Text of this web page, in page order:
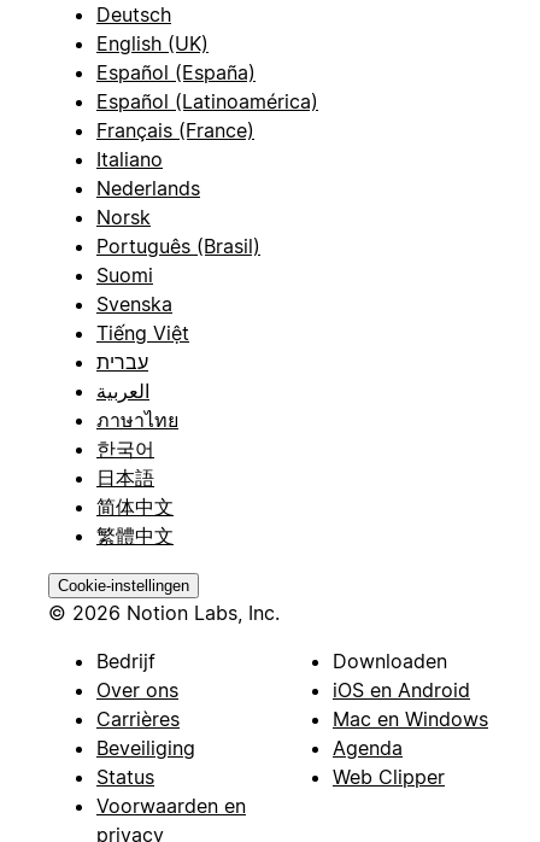
Deutsch
English (UK)
Español (España)
Español (Latinoamérica)
Français (France)
Italiano
Nederlands
Norsk
Português (Brasil)
Suomi
Svenska
Tiếng Việt
עברית
العربية
ภาษาไทย
한국어
日本語
简体中文
繁體中文
Cookie-instellingen
© 2026 Notion Labs, Inc.
Bedrijf
Over ons
Carrières
Beveiliging
Status
Voorwaarden en
privacy
Downloaden
iOS en Android
Mac en Windows
Agenda
Web Clipper